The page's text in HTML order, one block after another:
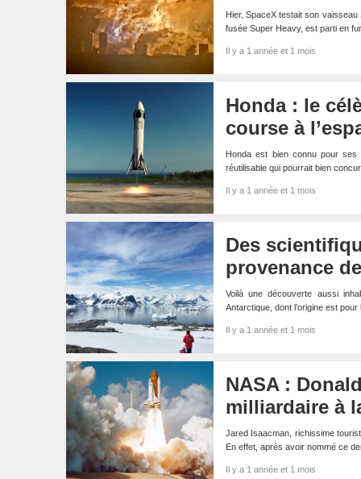
Hier, SpaceX testait son
fusée Super Heavy, est parti en
Il y a 1 année et 1 mois
Honda : le
course à
Honda est bien connu pour
réutilisable qui pourrait bien
Il y a 1 année et 1 mois
Des
provenance
Voilà une découverte aussi
Antarctique, dont l’origine est
Il y a 1 année et 1 mois
NASA :
milliardaire à
Jared Isaacman, richissime
En effet, après avoir nommé ce
Il y a 1 année et 1 mois